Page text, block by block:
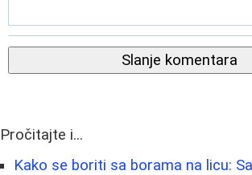
Slanje komentara
Pročitajte i...
Kako se boriti sa borama na licu: